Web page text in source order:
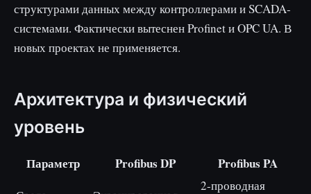
структурами данных между контроллерами и SCADA-
системами. Фактически вытеснен Profinet и OPC UA. В
новых проектах не применяется.
Архитектура и физический
уровень
Параметр Profibus DP Profibus PA
2-проводная